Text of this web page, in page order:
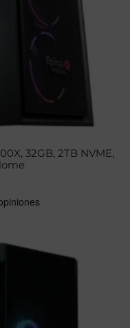
32GB, 2TB NVME,